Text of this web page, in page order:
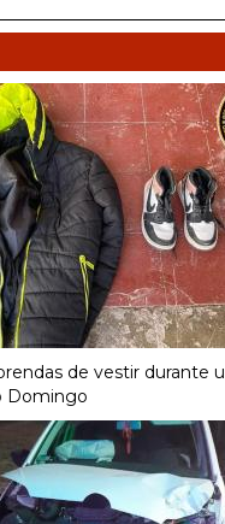
de vestir durante
Domingo